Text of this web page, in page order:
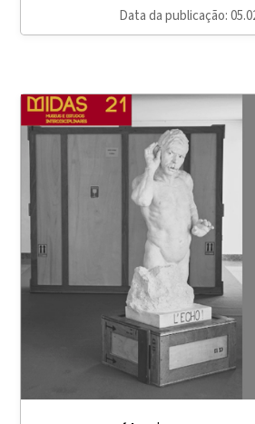
Data da publicação: